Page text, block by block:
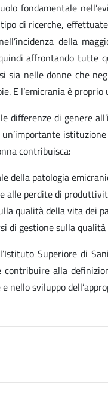
fondamentale
di ricerche,
della
affrontando tutte
sia nelle donne che
E l’emicrania è proprio
differenze di genere
contribuisca:
della patologia
perdite di
qualità della vita dei
di gestione sulla
Superiore di
alla
nello sviluppo